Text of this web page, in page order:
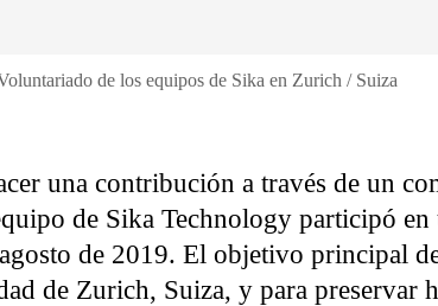
de los equipos de Sika en Zurich / Suiza
una contribución a través de un
de Sika Technology participó
de 2019. El objetivo principal
de Zurich, Suiza, y para preservar